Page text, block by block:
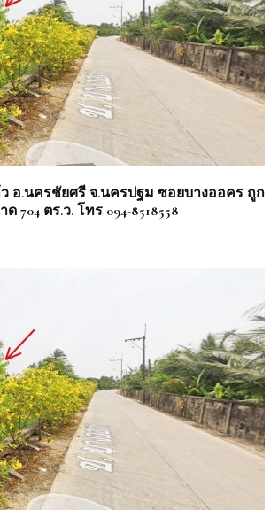
อ.นครชัยศรี จ.นครปฐม ซอยบางออคร ถูก
704 ตร.ว. โทร 094-8518558